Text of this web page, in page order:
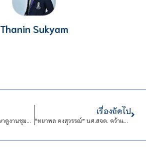
Thanin Sukyam
คณะเทคโนโลยีดิจิทัลศึกษาดูงานชุมชนตลาดน้อย เรียนรู้ภูมิปัญญาไทย–จีนสู่การออกแบบเชิงสร้างสรรค์
เรื่องถัดไป
“ทยาพล คงสุวรรณ์” นศ.สจด. คว้าแชมป์โอเวอร์ออล ศึกรถยนต์ทางเรียบ Super Turbo Thailand 2026